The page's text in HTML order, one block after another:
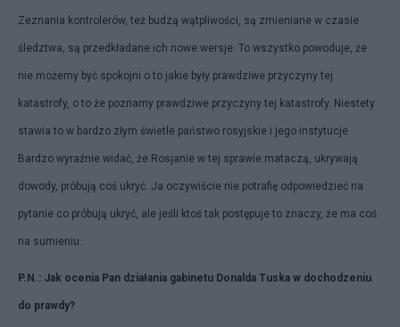
Zeznania kontrolerów, też budzą wątpliwości, są zmieniane w czasie
śledztwa, są przedkładane ich nowe wersje. To wszystko powoduje, że
nie możemy być spokojni o to jakie były prawdziwe przyczyny tej
katastrofy, o to że poznamy prawdziwe przyczyny tej katastrofy. Niestety
stawia to w bardzo złym świetle państwo rosyjskie i jego instytucje.
Bardzo wyraźnie widać, że Rosjanie w tej sprawie mataczą, ukrywają
dowody, próbują coś ukryć. Ja oczywiście nie potrafię odpowiedzieć na
pytanie co próbują ukryć, ale jeśli ktoś tak postępuje to znaczy, że ma coś
na sumieniu.
P.N.: Jak ocenia Pan działania gabinetu Donalda Tuska w dochodzeniu
do prawdy?